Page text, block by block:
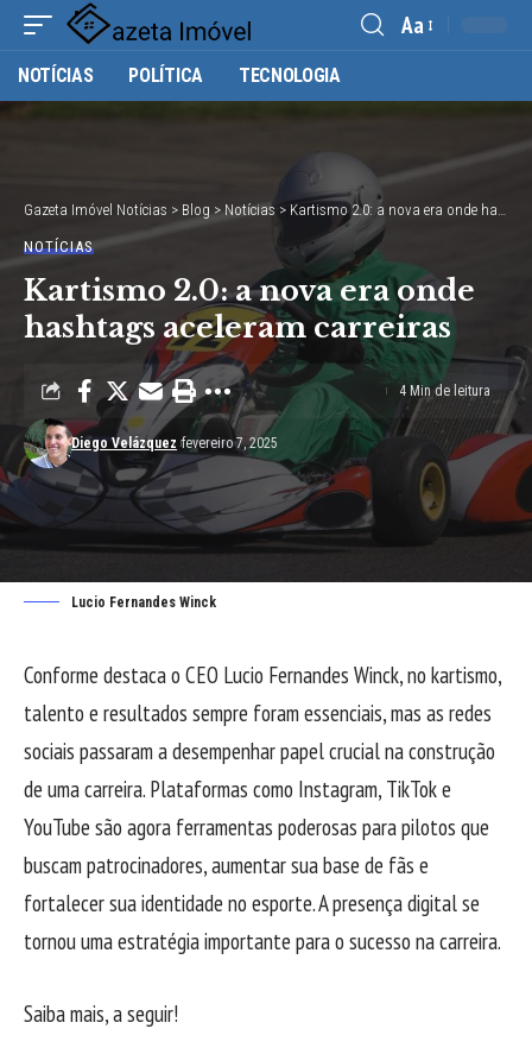
Font
Aa
NOTÍCIAS POLÍTICA TECNOLOGIA
Gazeta Imóvel Notícias > Blog > Notícias > Kartismo 2.0: a nova era onde hashtags aceleram carreiras
NOTÍCIAS
Kartismo 2.0: a nova era onde
hashtags aceleram carreiras
Diego Velázquez fevereiro 7, 2025
4 Min de leitura
Lucio Fernandes Winck
Conforme destaca o CEO Lucio Fernandes Winck, no kartismo,
talento e resultados sempre foram essenciais, mas as redes
sociais passaram a desempenhar papel crucial na construção
de uma carreira. Plataformas como Instagram, TikTok e
YouTube são agora ferramentas poderosas para pilotos que
buscam patrocinadores, aumentar sua base de fãs e
fortalecer sua identidade no esporte. A presença digital se
tornou uma estratégia importante para o sucesso na carreira.
Saiba mais, a seguir!